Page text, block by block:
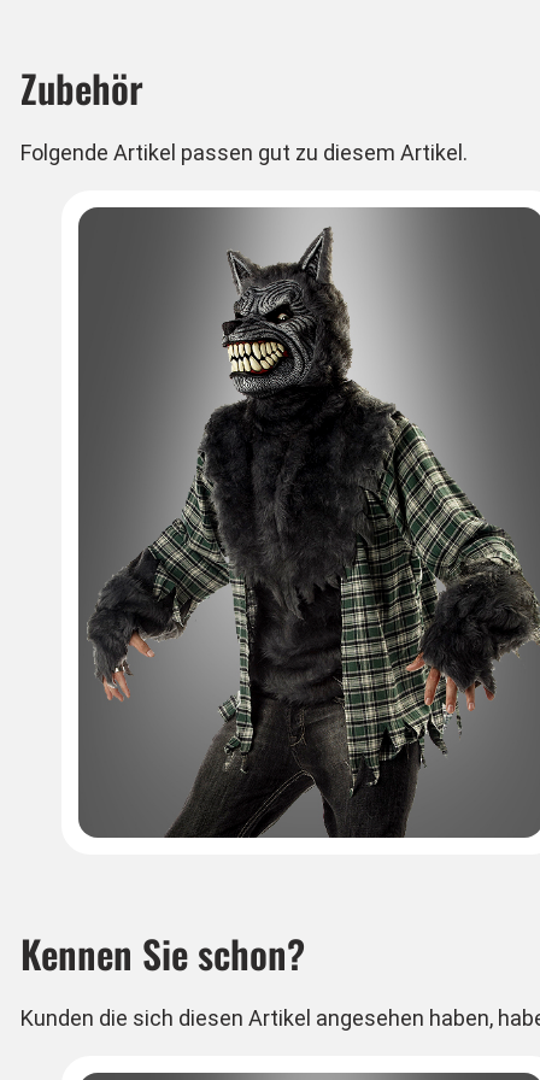
Die Kontaktlinsen sind für den Straßenverkehr
Zubehör
Folgende Artikel passen gut zu diesem Artikel.
Kennen Sie schon?
Kunden die sich diesen Artikel angesehen haben,